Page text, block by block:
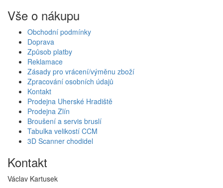
Vše o nákupu
Obchodní podmínky
Doprava
Způsob platby
Reklamace
Zásady pro vrácení/výměnu zboží
Zpracování osobních údajů
Kontakt
Prodejna Uherské Hradiště
Prodejna Zlín
Broušení a servis bruslí
Tabulka velikostí CCM
3D Scanner chodidel
Kontakt
Václav Kartusek